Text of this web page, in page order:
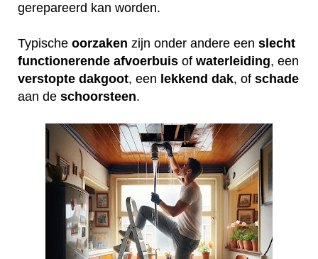
gerepareerd kan worden.
Typische oorzaken zijn onder andere een slecht
functionerende afvoerbuis of waterleiding, een
verstopte dakgoot, een lekkend dak, of schade
aan de schoorsteen.